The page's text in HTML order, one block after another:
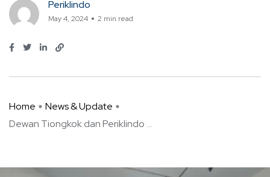
Periklindo
May 4, 2024 2 min read
Home
News & Update
Dewan Tiongkok dan Periklindo ...